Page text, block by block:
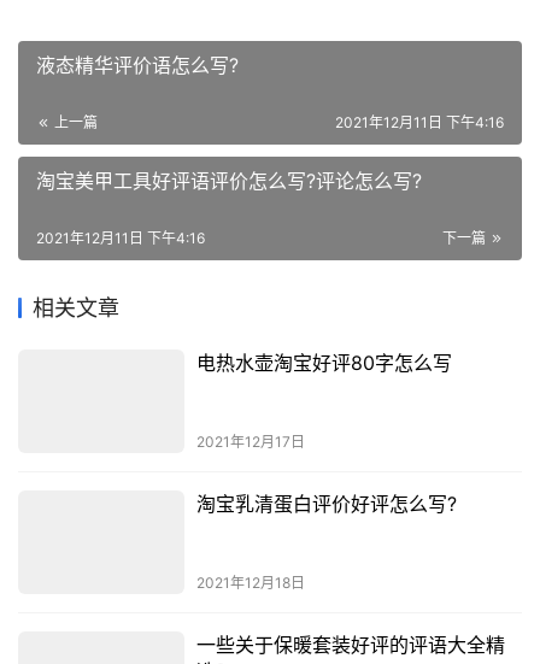
液态精华评价语怎么写?
上一篇 2021年12月11日 下午4:16
淘宝美甲工具好评语评价怎么写?评论怎么写?
下一篇
2021年12月11日 下午4:16
相关文章
电热水壶淘宝好评80字怎么写
2021年12月17日
淘宝乳清蛋白评价好评怎么写?
2021年12月18日
一些关于保暖套装好评的评语大全精